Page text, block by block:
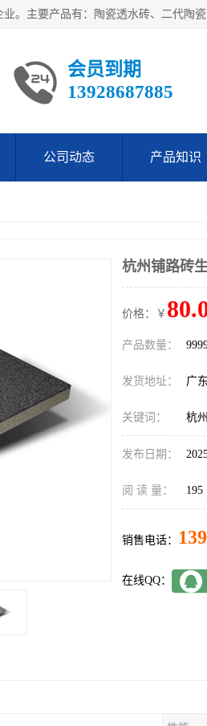
会员到期
13928687885
公司动态 产品知识
杭州铺路砖
价格：￥
产品数量：
发货地址： 广
关键词： 杭
发布日期：
阅 读 量： 195
销售电话：
在线QQ：